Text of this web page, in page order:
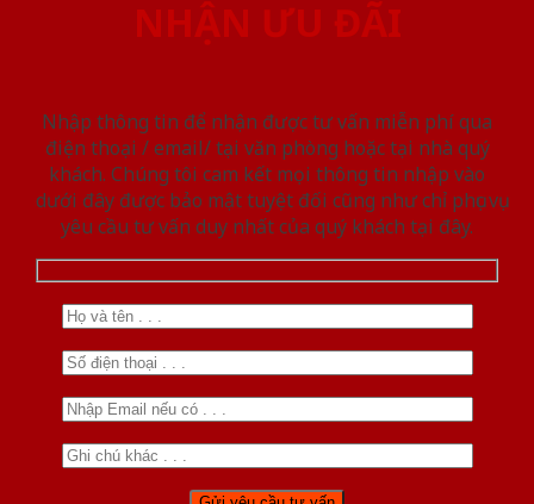
NHẬN ƯU ĐÃI
Nhập thông tin để nhận được tư vấn miễn phí qua
điện thoại / email/ tại văn phòng hoặc tại nhà quý
khách. Chúng tôi cam kết mọi thông tin nhập vào
dưới đây được bảo mật tuyệt đối cũng như chỉ phục vụ
yêu cầu tư vấn duy nhất của quý khách tại đây.